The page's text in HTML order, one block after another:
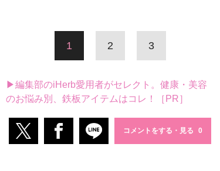
1 2 3
▶編集部のiHerb愛用者がセレクト。健康・美容
のお悩み別、鉄板アイテムはコレ！［PR］
コメントをする・見る